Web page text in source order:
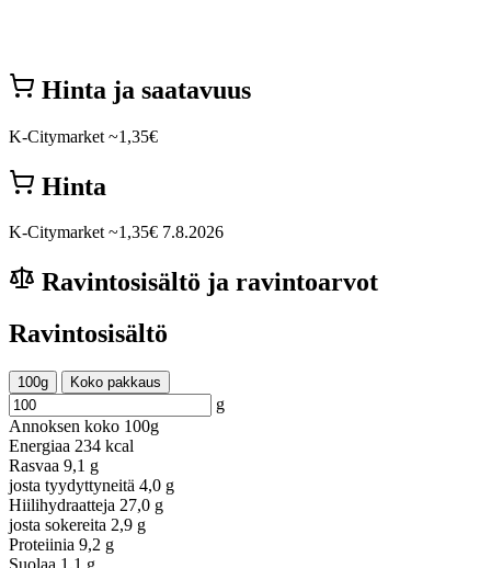
Hinta ja saatavuus
K-Citymarket ~1,35€
Hinta
K-Citymarket ~1,35€ 7.8.2026
Ravintosisältö ja ravintoarvot
Ravintosisältö
100g Koko pakkaus
g
Annoksen koko 100g
Energiaa 234 kcal
Rasvaa 9,1 g
josta tyydyttyneitä 4,0 g
Hiilihydraatteja 27,0 g
josta sokereita 2,9 g
Proteiinia 9,2 g